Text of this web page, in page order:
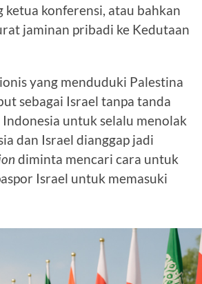
ketua konferensi, atau bahkan
jaminan pribadi ke Kedutaan
yang menduduki Palestina
sebagai Israel tanpa tanda
untuk selalu menolak
dan Israel dianggap jadi
diminta mencari cara untuk
Israel untuk memasuki